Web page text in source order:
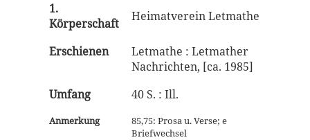
1.
Körperschaft
Heimatverein Letmathe
Erschienen
Letmathe : Letmather
Nachrichten, [ca. 1985]
Umfang
40 S. : Ill.
Anmerkung
85,75: Prosa u. Verse; e
Briefwechsel